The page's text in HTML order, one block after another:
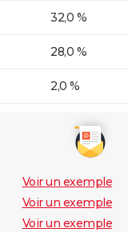
32,0 %
28,0 %
2,0 %
Voir un exemple
Voir un exemple
Voir un exemple